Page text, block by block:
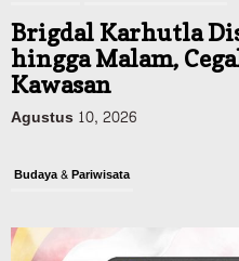
Brigdal Karhutla
hingga Malam,
Kawasan
Agustus 10, 2026
Budaya & Pariwisata
Kicau Mania